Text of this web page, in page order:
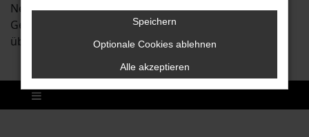
Neuwagen wie eine Tageszulassung, sowohl
Gebraucht- wie Jahreswagen zu rundum
überzeugenden Preisen.
Speichern
Optionale Cookies ablehnen
Alle akzeptieren